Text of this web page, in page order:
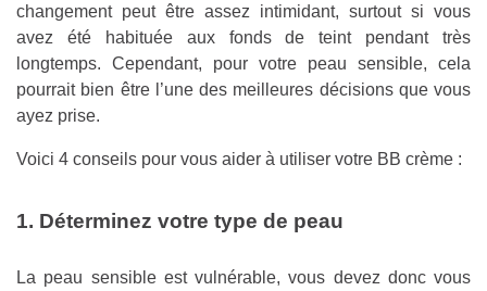
changement peut être assez intimidant, surtout si vous
avez été habituée aux fonds de teint pendant très
longtemps. Cependant, pour votre peau sensible, cela
pourrait bien être l’une des meilleures décisions que vous
ayez prise.
Voici 4 conseils pour vous aider à utiliser votre BB crème :
1. Déterminez votre type de peau
La peau sensible est vulnérable, vous devez donc vous